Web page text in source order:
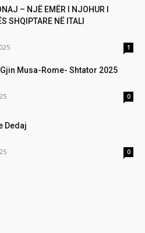
– NJË EMËR I NJOHUR I
SHQIPTARE NË ITALI
1
Musa-Rome- Shtator 2025
0
Dedaj
0